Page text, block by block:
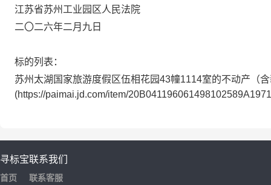
江苏省苏州工业园区人民法院
二〇二六年二月 九 日
标的列表：
苏州太湖国家旅游度假区伍相花园43幢1114室的不动产（
(https://paimai.jd.com/item/
寻标宝
首页
联系我们
联系客服